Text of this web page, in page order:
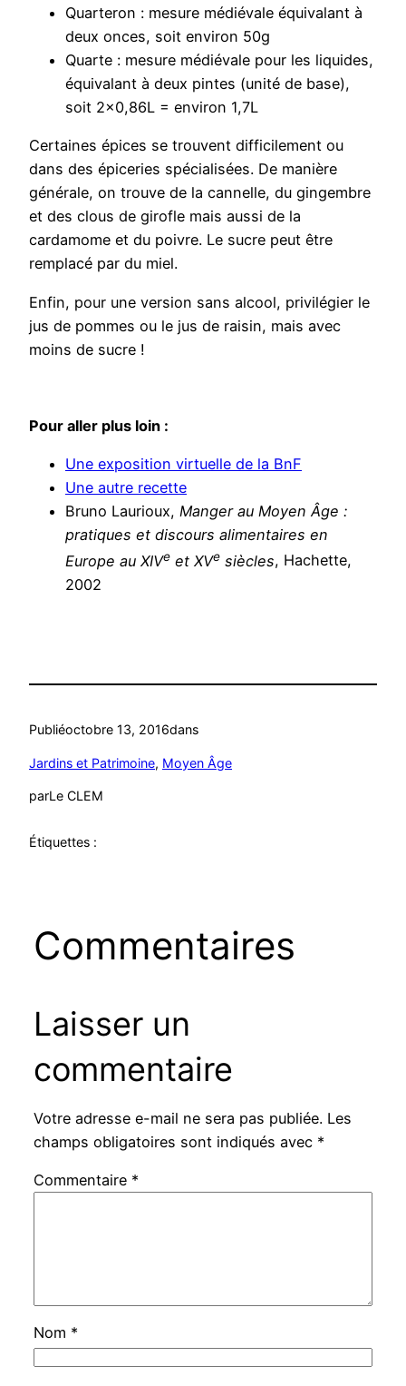
Quarteron : mesure médiévale équivalant à
deux onces, soit environ 50g
Quarte : mesure médiévale pour les liquides,
équivalant à deux pintes (unité de base),
soit 2×0,86L = environ 1,7L
Certaines épices se trouvent difficilement ou
dans des épiceries spécialisées. De manière
générale, on trouve de la cannelle, du gingembre
et des clous de girofle mais aussi de la
cardamome et du poivre. Le sucre peut être
remplacé par du miel.
Enfin, pour une version sans alcool, privilégier le
jus de pommes ou le jus de raisin, mais avec
moins de sucre !
Pour aller plus loin :
Une exposition virtuelle de la BnF
Une autre recette
Bruno Laurioux, Manger au Moyen Âge :
pratiques et discours alimentaires en
Europe au XIVe et XVe siècles, Hachette,
2002
Publiéoctobre 13, 2016dans
Jardins et Patrimoine, Moyen Âge
parLe CLEM
Étiquettes :
Commentaires
Laisser un
commentaire
Votre adresse e-mail ne sera pas publiée. Les
champs obligatoires sont indiqués avec *
Commentaire *
Nom *